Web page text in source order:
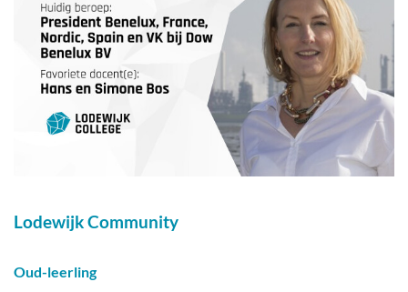
Lodewijk Community
Oud-leerling